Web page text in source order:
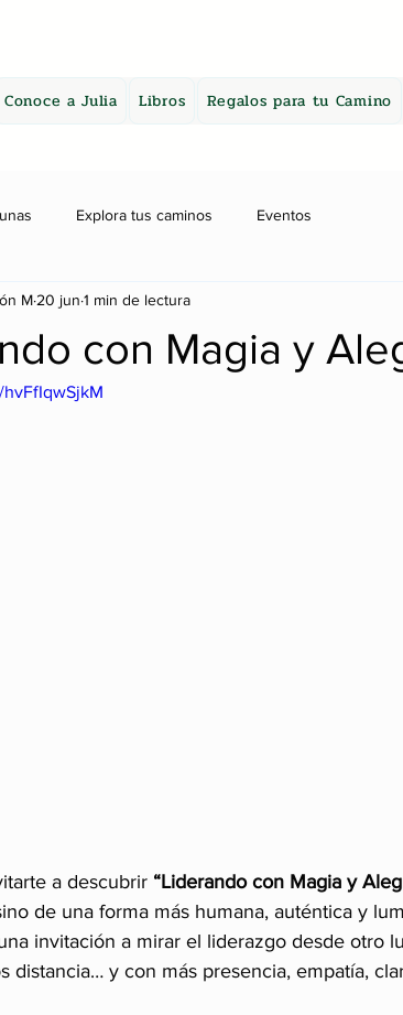
Conoce a Julia Libros Regalos para tu Camino
Explora tus caminos Eventos
con Magia y
M 20 jun 1 min de lectura
a descubrir “Liderando con Magia y
de una forma más humana, auténtica y
invitación a mirar el liderazgo desde otro
distancia… y con más presencia, empatía,